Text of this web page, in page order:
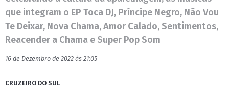
que integram o EP Toca DJ, Príncipe Negro, Não Vou
Te Deixar, Nova Chama, Amor Calado, Sentimentos,
Reacender a Chama e Super Pop Som
16 de Dezembro de 2022 às 21:05
CRUZEIRO DO SUL